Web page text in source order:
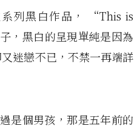
列黑白作品， “This is
，黑白的呈現單純是因為
迷戀不已，不禁一再端詳
是個男孩，那是五年前的